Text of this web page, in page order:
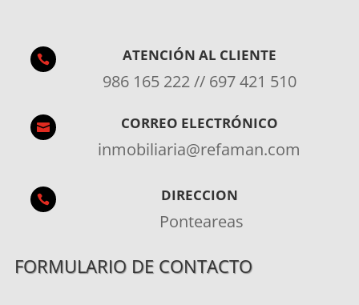
 ATENCIÓN AL CLIENTE
986 165 222 // 697 421 510
 CORREO ELECTRÓNICO
inmobiliaria@refaman.com
 DIRECCION
Ponteareas
FORMULARIO DE CONTACTO